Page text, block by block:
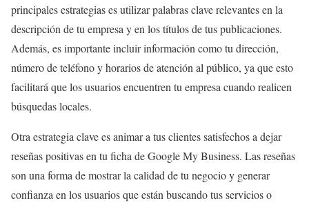
principales estrategias es utilizar palabras clave relevantes en la
descripción de tu empresa y en los títulos de tus publicaciones.
Además, es importante incluir información como tu dirección,
número de teléfono y horarios de atención al público, ya que esto
facilitará que los usuarios encuentren tu empresa cuando realicen
búsquedas locales.
Otra estrategia clave es animar a tus clientes satisfechos a dejar
reseñas positivas en tu ficha de Google My Business. Las reseñas
son una forma de mostrar la calidad de tu negocio y generar
confianza en los usuarios que están buscando tus servicios o